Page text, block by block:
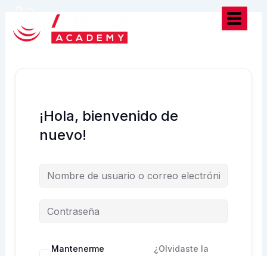
contenido
¡Hola, bienvenido de
nuevo!
Mantenerme
¿Olvidaste la